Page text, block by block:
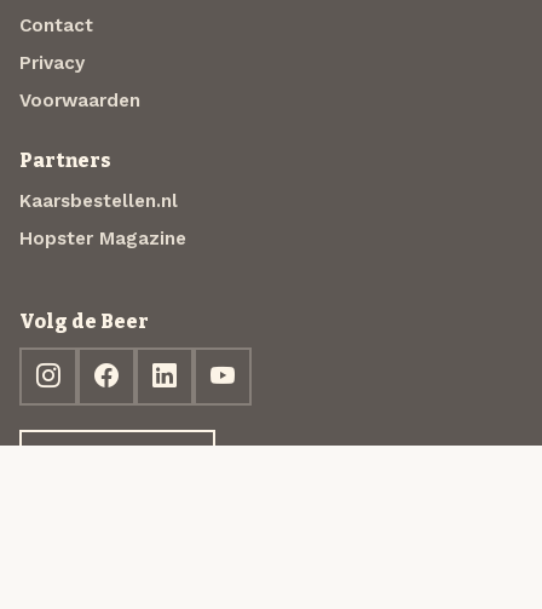
Contact
Privacy
Voorwaarden
Partners
Kaarsbestellen.nl
Hopster Magazine
Volg de Beer